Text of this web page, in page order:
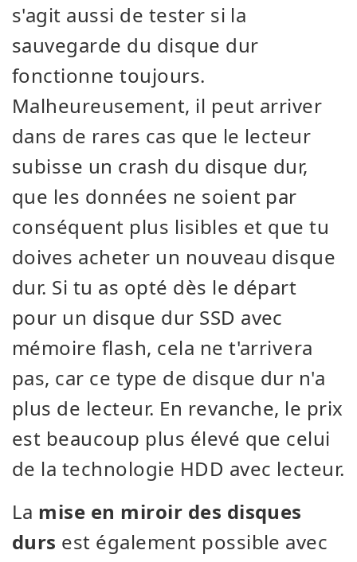
s'agit aussi de tester si la
sauvegarde du disque dur
fonctionne toujours.
Malheureusement, il peut arriver
dans de rares cas que le lecteur
subisse un crash du disque dur,
que les données ne soient par
conséquent plus lisibles et que tu
doives acheter un nouveau disque
dur. Si tu as opté dès le départ
pour un disque dur SSD avec
mémoire flash, cela ne t'arrivera
pas, car ce type de disque dur n'a
plus de lecteur. En revanche, le prix
est beaucoup plus élevé que celui
de la technologie HDD avec lecteur.
La mise en miroir des disques
durs est également possible avec